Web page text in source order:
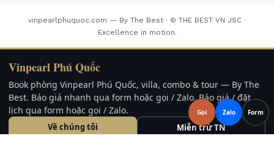
vinpearlphuquoc.com — By The Best · © THE BEST VN JSC ·
Excellence in motion.
Vinpearl Phú Quốc
Book phòng Vinpearl Phú Quốc, villa, combo & tour — By The
Best. Báo giá nhanh qua form hoặc gọi / Zalo. Báo giá / đặt
lịch qua form hoặc gọi / Zalo.
Về chúng tôi Miễn trừ TN
Gọi Zalo Form